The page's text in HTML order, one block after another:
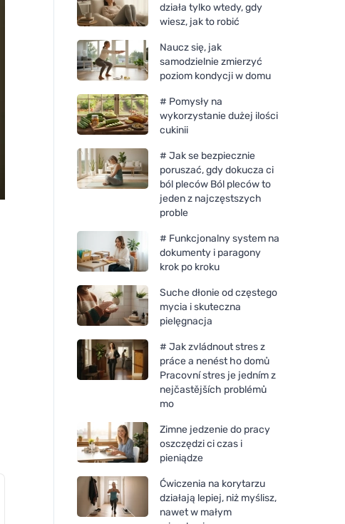
działa tylko wtedy, gdy
wiesz, jak to robić
Naucz się, jak
samodzielnie zmierzyć
poziom kondycji w domu
# Pomysły na
wykorzystanie dużej ilości
cukinii
# Jak se bezpiecznie
poruszać, gdy dokucza ci
ból pleców Ból pleców to
jeden z najczęstszych
proble
# Funkcjonalny system na
dokumenty i paragony
krok po kroku
Suche dłonie od częstego
mycia i skuteczna
pielęgnacja
# Jak zvládnout stres z
práce a nenést ho domů
Pracovní stres je jedním z
nejčastějších problémů
mo
Zimne jedzenie do pracy
oszczędzi ci czas i
pieniądze
Ćwiczenia na korytarzu
działają lepiej, niż myślisz,
nawet w małym